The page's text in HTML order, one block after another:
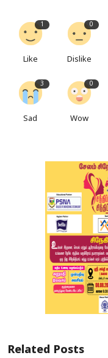
1
Like
0
Dislike
3
Sad
0
Wow
Related Posts